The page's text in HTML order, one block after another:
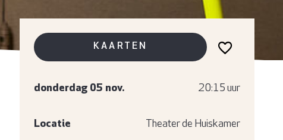
KAARTEN
donderdag 05 nov. 20:15 uur
Locatie Theater de Huiskamer